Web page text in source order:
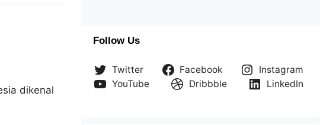
dikenal
Follow Us
Twitter Facebook
Instagram
YouTube
Dribbble LinkedIn